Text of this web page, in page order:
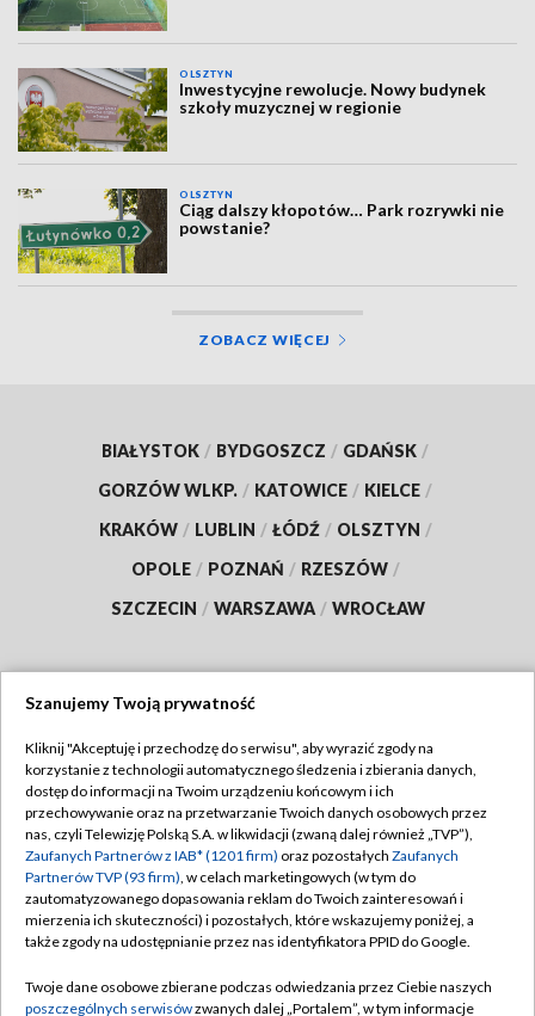
OLSZTYN
Inwestycyjne rewolucje. Nowy budynek
szkoły muzycznej w regionie
OLSZTYN
Ciąg dalszy kłopotów… Park rozrywki nie
powstanie?
ZOBACZ WIĘCEJ
BIAŁYSTOK / BYDGOSZCZ / GDAŃSK /
GORZÓW WLKP. / KATOWICE / KIELCE /
KRAKÓW / LUBLIN / ŁÓDŹ / OLSZTYN /
OPOLE / POZNAŃ / RZESZÓW /
SZCZECIN / WARSZAWA / WROCŁAW
TVP
Abonament TVP
Emisja w TVP
Centrum informacji TVP
Naziemna Telewizja Cyfrowa
Rada Programowa
Regulamin TVP
Polityka prywatności
Moje zgody
Pomoc
Kontakt
Szanujemy Twoją prywatność
Kliknij "Akceptuję i przechodzę do serwisu", aby wyrazić zgody na
korzystanie z technologii automatycznego śledzenia i zbierania danych,
dostęp do informacji na Twoim urządzeniu końcowym i ich
przechowywanie oraz na przetwarzanie Twoich danych osobowych przez
nas, czyli Telewizję Polską S.A. w likwidacji (zwaną dalej również „TVP”),
Zaufanych Partnerów z IAB* (1201 firm) oraz pozostałych Zaufanych
Partnerów TVP (93 firm), w celach marketingowych (w tym do
zautomatyzowanego dopasowania reklam do Twoich zainteresowań i
mierzenia ich skuteczności) i pozostałych, które wskazujemy poniżej, a
także zgody na udostępnianie przez nas identyfikatora PPID do Google.
Twoje dane osobowe zbierane podczas odwiedzania przez Ciebie naszych
poszczególnych serwisówzwanych dalej „Portalem”, w tym informacje